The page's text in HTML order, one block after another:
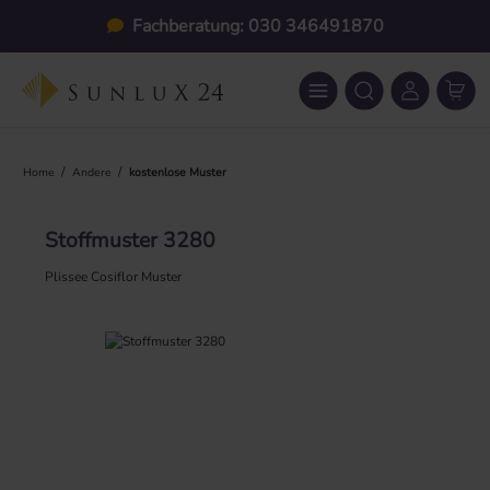
Zum Hauptinhalt springenFachberatung: 030 346491870
Home / Andere / kostenlose Muster
Stoffmuster 3280
Plissee Cosiflor Muster
Bildergalerie überspringen